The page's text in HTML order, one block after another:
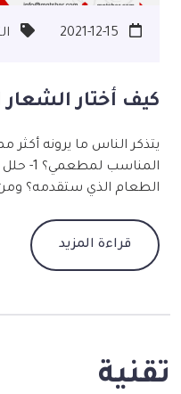
2021-12-15
كيف أختار
يتذكر الناس ما يرونه أكثر
المناسب
ليكون مثاليًا.
يمثل وجه العلامة
والأخضر في قطاع
الأحمر فيحفز الشهية
عن مصمم شعارات؟ سواء
قراءة المزيد
تقنية